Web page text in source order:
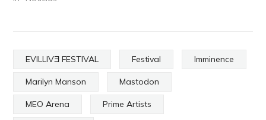
EVILLIVƎ FESTIVAL Festival Imminence
Marilyn Manson Mastodon
MEO Arena Prime Artists